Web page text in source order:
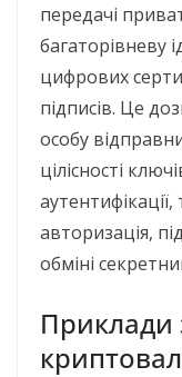
передачі
багаторівневу
цифрових
підписів. Це
особу
цілісності
авторизація,
обміні
Приклади